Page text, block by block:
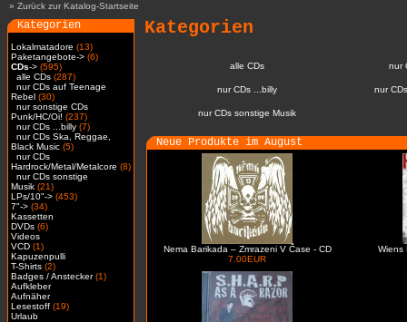
» Zurück zur Katalog-Startseite
Kategorien
Lokalmatadore (13)
Paketangebote-> (6)
CDs-> (595)
alle CDs (287)
nur CDs auf Teenage
Rebel (30)
nur sonstige CDs
Punk/HC/Oi! (237)
nur CDs ...billy (7)
nur CDs Ska, Reggae,
Black Music (5)
nur CDs
Hardrock/Metal/Metalcore (8)
nur CDs sonstige
Musik (21)
LPs/10"-> (453)
7"-> (34)
Kassetten
DVDs (6)
Videos
VCD (1)
Kapuzenpulli
T-Shirts (2)
Badges / Anstecker(1)
Aufkleber
Aufnäher
Lesestoff (19)
Urlaub
Kategorien
alle CDs nur
nur CDs ...billy nur
nur CDs sonstige Musik
Neue Produkte im August
Nema Barikada – Zmrazeni V Čase - CD
7.00EUR
Wiens